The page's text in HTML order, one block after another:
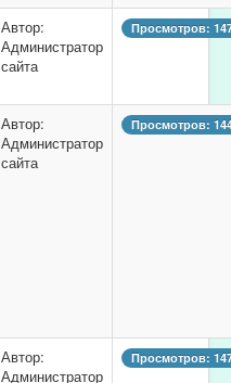
Автор:
Администратор
сайта
Просмотров:
Автор:
Администратор
сайта
Просмотров:
Автор:
Администратор
Просмотров: